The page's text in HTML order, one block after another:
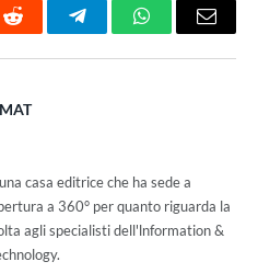
Reddit TelegramWhatsAppEmail
casa editrice che ha sede a
a 360° per quanto riguarda la
agli specialisti dell'lnformation &